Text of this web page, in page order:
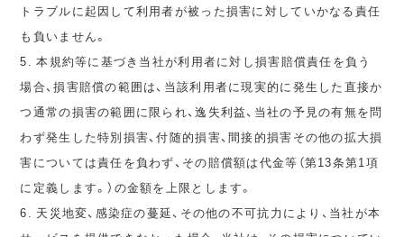
トラブルに起因して利用者が被った損害に対していかなる責任
も負いません。
5. 本規約等に基づき当社が利用者に対し損害賠償責任を負う
場合、損害賠償の範囲は、当該利用者に現実的に発生した直接か
つ通常の損害の範囲に限られ、逸失利益、当社の予見の有無を問
わず発生した特別損害、付随的損害、間接的損害その他の拡大損
害については責任を負わず、その賠償額は代金等（第13条第1項
に定義します。）の金額を上限とします。
6. 天災地変、感染症の蔓延、その他の不可抗力により、当社が本